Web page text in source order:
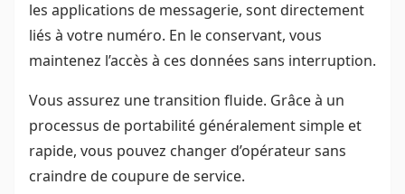
les applications de messagerie, sont directement
liés à votre numéro. En le conservant, vous
maintenez l’accès à ces données sans interruption.
Vous assurez une transition fluide. Grâce à un
processus de portabilité généralement simple et
rapide, vous pouvez changer d’opérateur sans
craindre de coupure de service.